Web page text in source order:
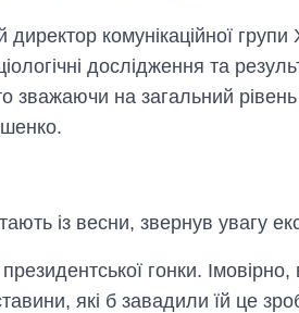
директор комунікаційної
дослідження та
то зважаючи на загальний
із весни, звернув увагу
гонки.
які б завадили їй це